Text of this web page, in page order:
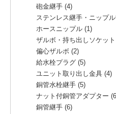
砲金継手 (4)
ステンレス継手・ニップ
ホースニップル (1)
ザルボ・持ち出しソケッ
偏心ザルボ (2)
給水栓プラグ (5)
ユニット取り出し金具 (4)
銅管水栓継手 (5)
ナット付銅管アダプター
銅管継手 (6)